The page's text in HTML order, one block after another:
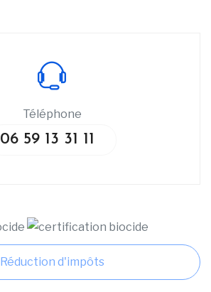
Téléphone
06 59 13 31 11
Réduction d'impôts